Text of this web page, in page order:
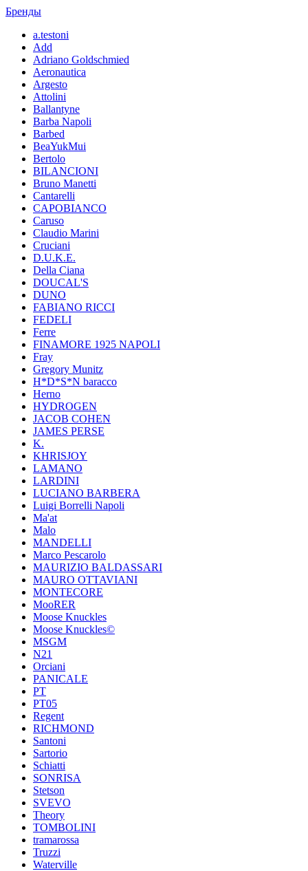
Бренды
a.testoni
Add
Adriano Goldschmied
Aeronautica
Argesto
Attolini
Ballantyne
Barba Napoli
Barbed
BeaYukMui
Bertolo
BILANCIONI
Bruno Manetti
Cantarelli
CAPOBIANCO
Caruso
Claudio Marini
Cruciani
D.U.K.E.
Della Ciana
DOUCAL'S
DUNO
FABIANO RICCI
FEDELI
Ferre
FINAMORE 1925 NAPOLI
Fray
Gregory Munitz
H*D*S*N baracco
Herno
HYDROGEN
JACOB COHEN
JAMES PERSE
K.
KHRISJOY
LAMANO
LARDINI
LUCIANO BARBERA
Luigi Borrelli Napoli
Ma'at
Malo
MANDELLI
Marco Pescarolo
MAURIZIO BALDASSARI
MAURO OTTAVIANI
MONTECORE
MooRER
Moose Knuckles
Moose Knuckles©️
MSGM
N21
Orciani
PANICALE
PT
PT05
Regent
RICHMOND
Santoni
Sartorio
Schiatti
SONRISA
Stetson
SVEVO
Theory
TOMBOLINI
tramarossa
Truzzi
Waterville